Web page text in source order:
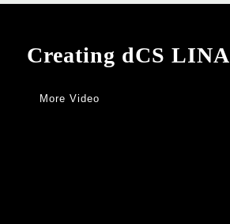
Creating dCS LINA
More Video